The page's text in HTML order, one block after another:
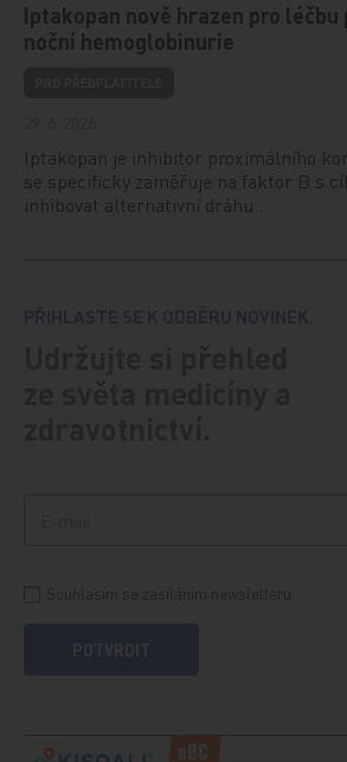
Iptakopan nově hrazen pro
noční hemoglobinurie
Iptakopan je inhibitor proximálního
se specificky zaměřuje na faktor B s
inhibovat alternativní dráhu…